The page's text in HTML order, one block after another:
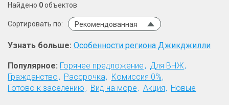
Найдено 0объектов
Сортировать по: Рекомендованная
Узнать больше: Особенности региона Джикджилли
Популярное: Горячее предложение
Для ВНЖ
Гражданство
Рассрочка
Комиссия 0%
Готово к заселению
Вид на море Акция Новые